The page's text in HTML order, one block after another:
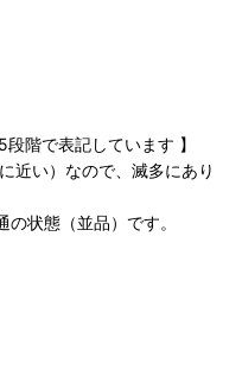
階で表記しています 】
近い）なので、滅多にあり
の状態（並品）です。